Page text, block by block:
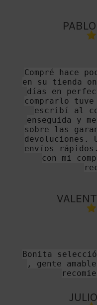
Compré hace
en su tienda
días en
comprarlo
escribí al
enseguida y
sobre las
devoluciones.
envíos
con mi
Bonita
, gente